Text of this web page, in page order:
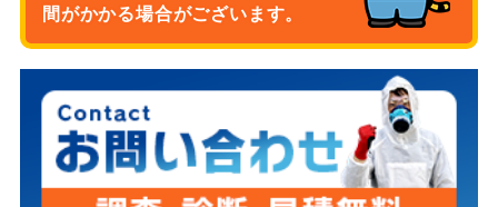
間がかかる場合がございます。